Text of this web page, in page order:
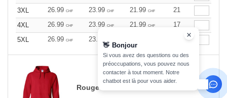
3XL
26.99 CHF 23.99 CHF 21.99 CHF
21
4XL
26.99 CHF 23.99 CHF 21.99 CHF
17
5XL
26.99 CHF 23.99
Rouge Cerise
👋 Bonjour
Si vous avez des questions ou des
préoccupations, vous pouvez nous
contacter à tout moment. Notre
chatbot est là pour vous aider.